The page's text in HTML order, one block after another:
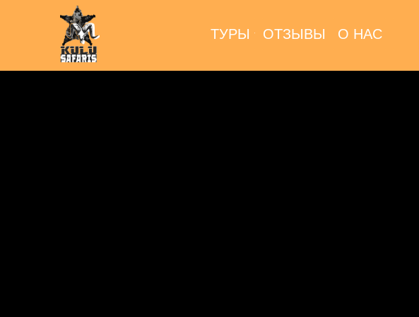
ТУРЫ ОТЗЫВЫ О НАС